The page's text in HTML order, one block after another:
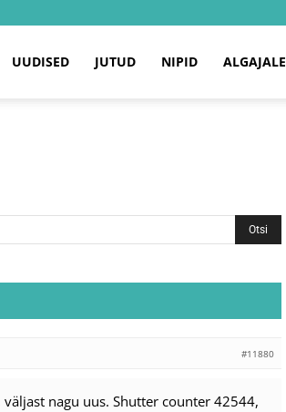
UUDISED JUTUD NIPID ALGAJALE
#11880
väljast nagu uus. Shutter counter 42544,